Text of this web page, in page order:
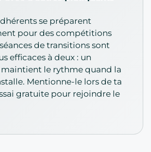
se préparent
pour des compétitions
de transitions sont
efficaces à deux : un
le rythme quand la
Mentionne-le lors de ta
gratuite pour rejoindre le